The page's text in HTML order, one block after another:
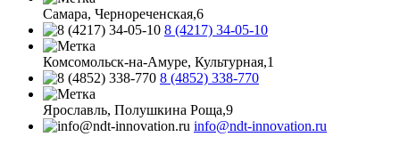
Самара, Чернореченская,6
8 (4217) 34-05-10
Комсомольск-на-Амуре, Культурная,1
8 (4852) 338-770
Ярославль, Полушкина Роща,9
info@ndt-innovation.ru